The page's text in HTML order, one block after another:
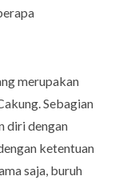
merupakan
Sebagian
diri dengan
ketentuan
saja, buruh